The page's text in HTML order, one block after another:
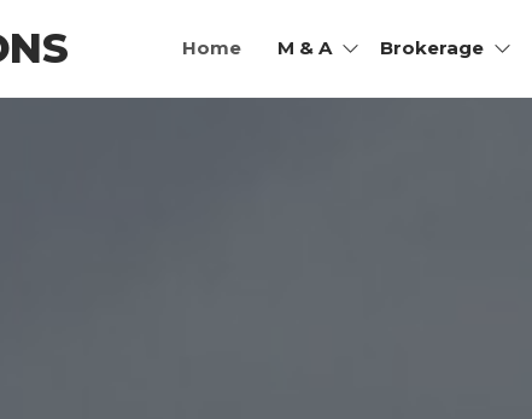
Home M & A Brokerage